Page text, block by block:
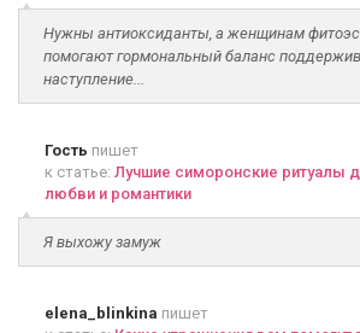
Нужны антиоксиданты, а женщинам
помогают гормональный баланс
наступление...
Гость пишет
к статье: Лучшие симоронские ритуалы
любви и романтики
Я выхожу замуж
elena_blinkina пишет